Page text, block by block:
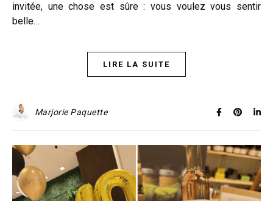
invitée, une chose est sûre : vous voulez vous sentir
belle…
LIRE LA SUITE
Marjorie Paquette